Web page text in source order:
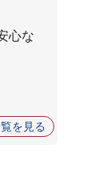
心な
を見る